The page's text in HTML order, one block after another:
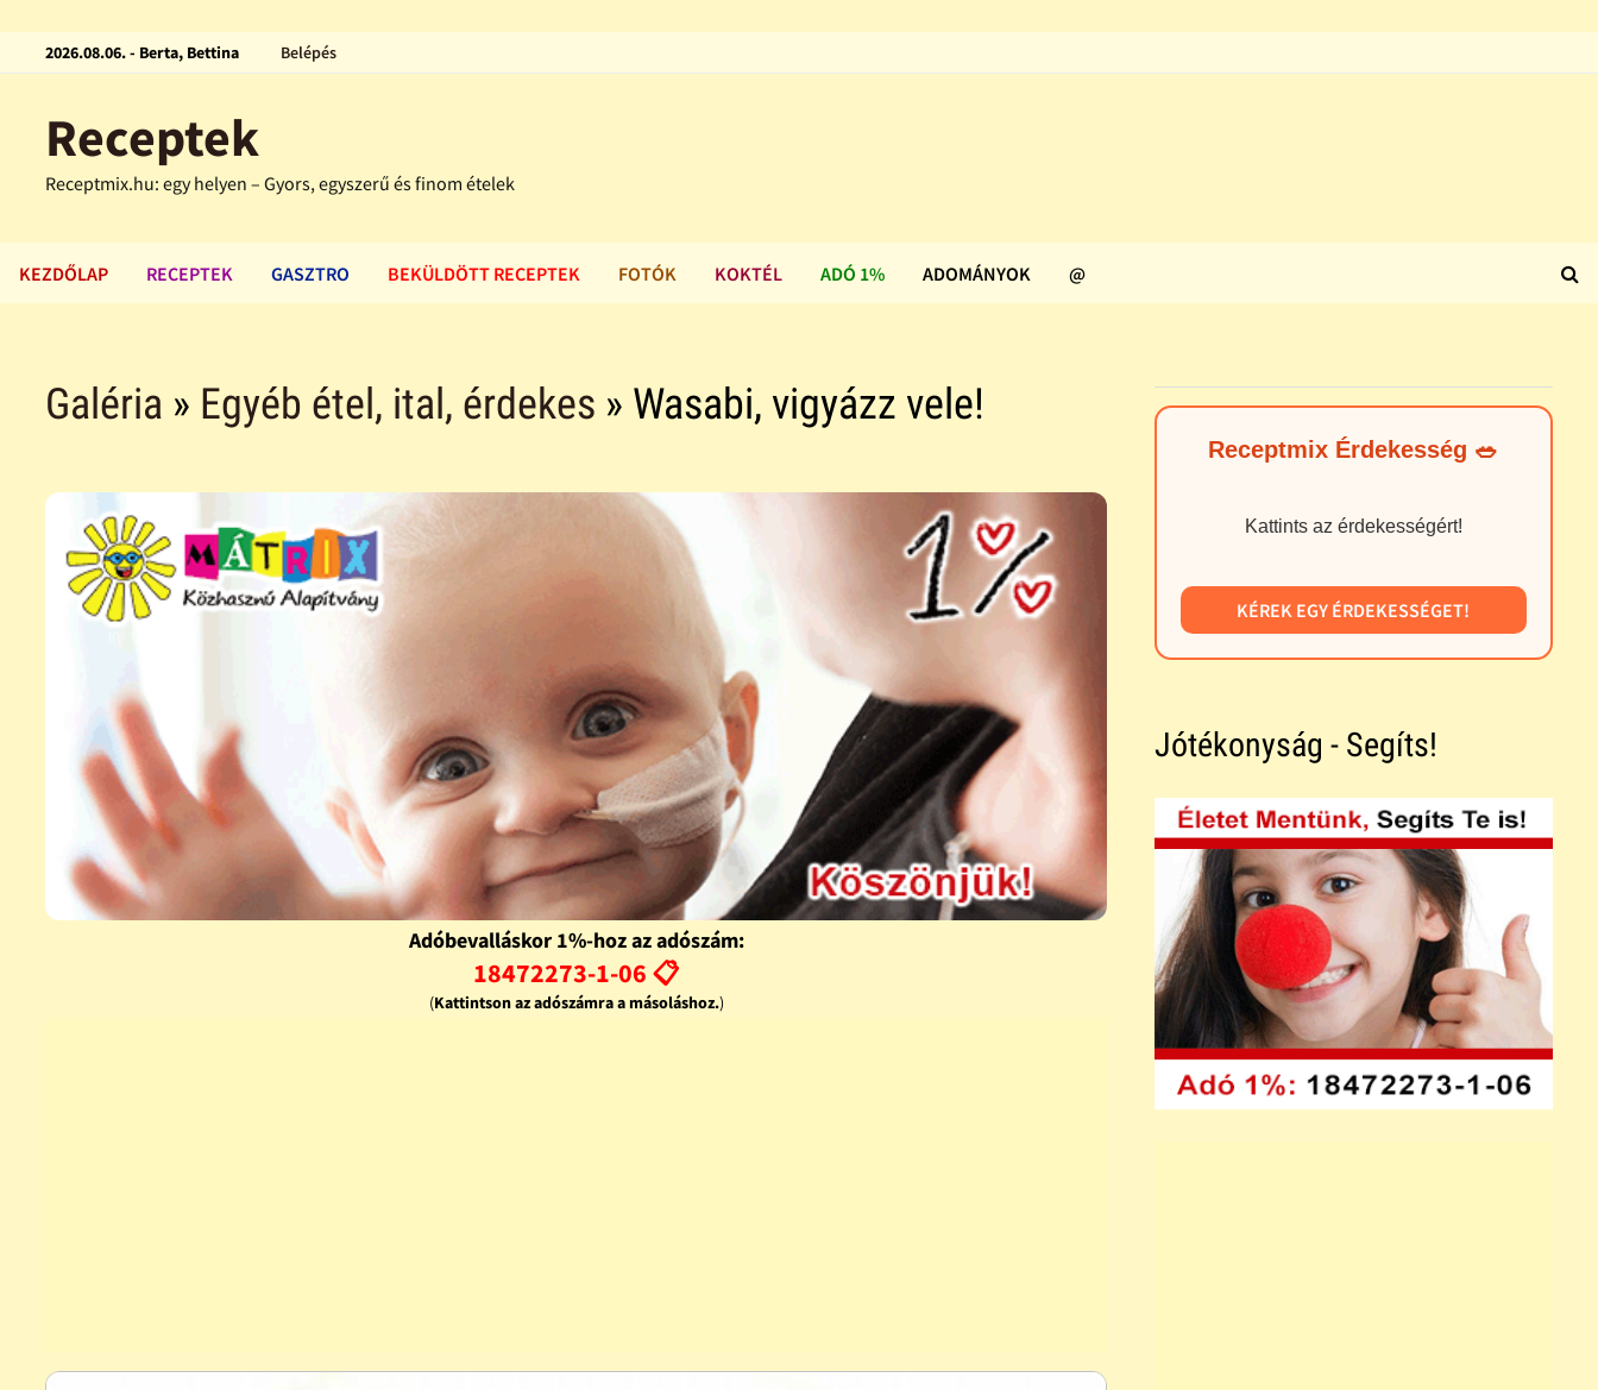
2026.08.06. - Berta, Bettina Belépés
Receptek
Receptmix.hu: egy helyen – Gyors, egyszerű és finom ételek
KEZDŐLAP RECEPTEK GASZTRO BEKÜLDÖTT RECEPTEK FOTÓK KOKTÉL ADÓ 1% ADOMÁNYOK @
Galéria » Egyéb étel, ital, érdekes » Wasabi, vigyázz vele!
Adóbevalláskor 1%-hoz az adószám:
18472273-1-06 📋
(Kattintson az adószámra a másoláshoz.)
Receptmix Érdekesség 🥗
Kattints az érdekességért!
KÉREK EGY ÉRDEKESSÉGET!
Jótékonyság - Segíts!